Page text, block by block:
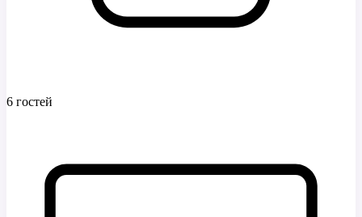
6 гостей